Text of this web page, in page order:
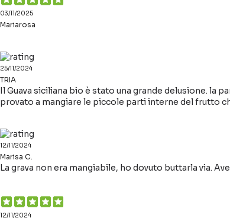
03/11/2025
Mariarosa
25/11/2024
TRIA
Il Guava siciliana bio è stato una grande delusione. la
provato a mangiare le piccole parti interne del frutto
12/11/2024
Marisa C.
La grava non era mangiabile, ho dovuto buttarla via.
12/11/2024